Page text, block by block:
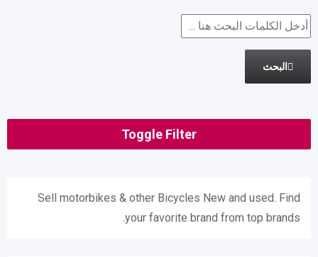
البحث
Toggle Filter
Sell ​​motorbikes & other Bicycles New and used. Find
your favorite brand from top brands.